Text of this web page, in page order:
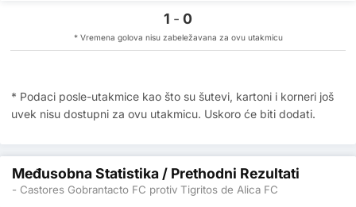
1 - 0
* Vremena golova nisu zabeležavana za ovu utakmicu
* Podaci posle-utakmice kao što su šutevi, kartoni i korneri još
uvek nisu dostupni za ovu utakmicu. Uskoro će biti dodati.
Međusobna Statistika / Prethodni Rezultati
- Castores Gobrantacto FC protiv Tigritos de Alica FC